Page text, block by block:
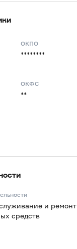
ОКПО
********
ОКФС
**
и ремонт
средств